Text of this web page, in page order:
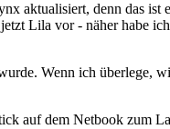
aktualisiert, denn das ist
Lila vor - näher habe
Wenn ich überlege,
auf dem Netbook zum